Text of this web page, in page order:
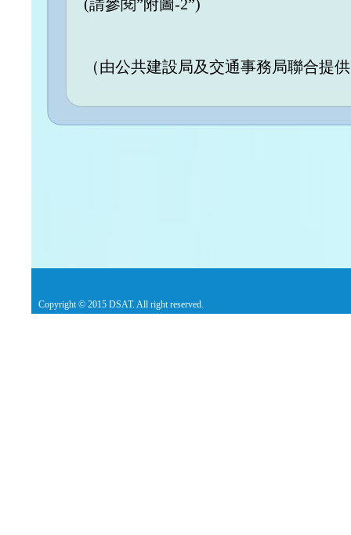
(請參閱”附圖-2”)
（由公共建設局及交通事務局聯合提
Copyright © 2015 DSAT. All right reserved.